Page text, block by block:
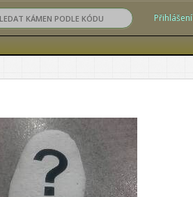
Přihlášení